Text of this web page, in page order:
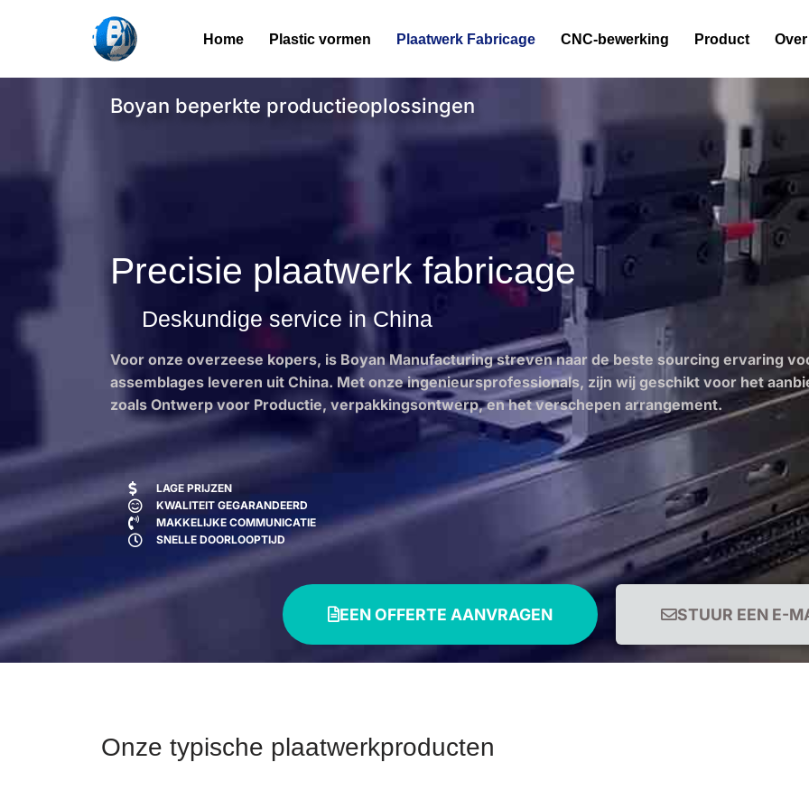
Home Plastic vormen Plaatwerk Fabricage CNC-bewerking Product Over
Boyan beperkte productieoplossingen
Precisie plaatwerk fabricage
Deskundige service in China
Voor onze overzeese kopers, is Boyan Manufacturing streven naar de beste sourcing ervaring
assemblages leveren uit China. Met onze ingenieursprofessionals, zijn wij geschikt voor het
zoals Ontwerp voor Productie, verpakkingsontwerp, en het verschepen arrangement.
LAGE PRIJZEN
KWALITEIT GEGARANDEERD
MAKKELIJKE COMMUNICATIE
SNELLE DOORLOOPTIJD
EEN OFFERTE AANVRAGEN STUUR EEN E-
Onze typische plaatwerkproducten